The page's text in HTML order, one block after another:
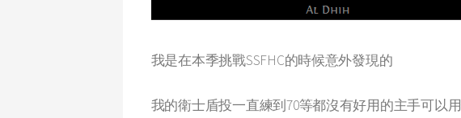
我是在本季挑戰SSFHC的時候意外發現的
我的衛士盾投一直練到70等都沒有好用的主手可以用